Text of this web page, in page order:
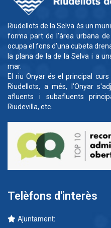
Riudellots de la Selva és un
forma part de l'àrea urbana de
ocupa el fons d'una cubeta
la plana de la de la Selva i a
mar.
El riu Onyar és el principal
Riudellots, a més, l'Onyar
afluents i subafluents
Riudevilla, etc.
Telèfons d'interès
Ajuntament: